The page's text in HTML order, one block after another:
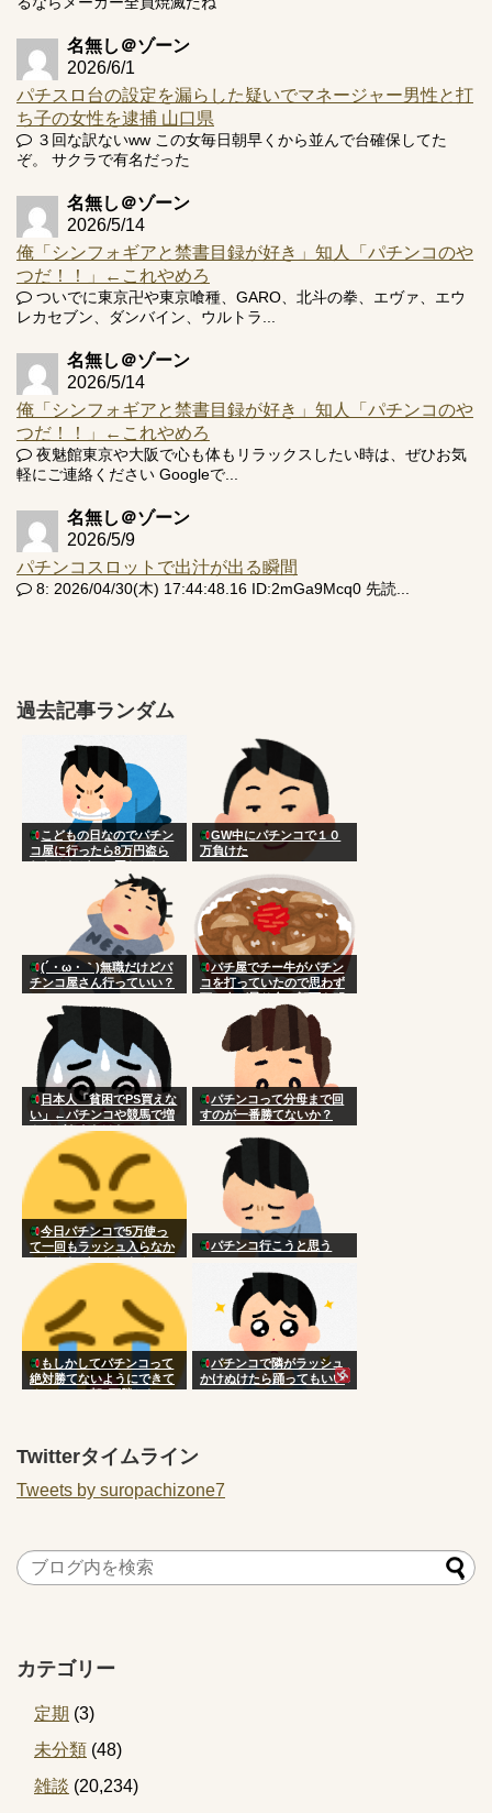
名無し＠ゾーン
2026/6/1
パチスロ台の設定を漏らした疑いでマネージャー男性と打
ち子の女性を逮捕 山口県
３回な訳ないww この女毎日朝早くから並んで台確保してた
ぞ。 サクラで有名だった
名無し＠ゾーン
2026/5/14
俺「シンフォギアと禁書目録が好き」知人「パチンコのや
つだ！！」←これやめろ
ついでに東京卍や東京喰種、GARO、北斗の拳、エヴァ、エウ
レカセブン、ダンバイン、ウルトラ...
名無し＠ゾーン
2026/5/14
俺「シンフォギアと禁書目録が好き」知人「パチンコのや
つだ！！」←これやめろ
夜魅館東京や大阪で心も体もリラックスしたい時は、ぜひお気
軽にご連絡ください Googleで...
名無し＠ゾーン
2026/5/9
パチンコスロットで出汁が出る瞬間
8: 2026/04/30(木) 17:44:48.16 ID:2mGa9Mcq0 先読...
過去記事ランダム
こどもの日なのでパチン
コ屋に行ったら8万円盗ら
れたんだがこの国おかしい
GW中にパチンコで１０
万負けた
(´・ω・｀)無職だけどパ
チンコ屋さん行っていい？
パチ屋でチー牛がパチン
コを打っていたので思わず
頭に血が昇り台に顔面を叩
きつけた
日本人「貧困でPS買えな
い」←パチンコや競馬で増
やせばええだけなのにアホ
パチンコって分母まで回
すのが一番勝てないか？
今日パチンコで5万使っ
て一回もラッシュ入らなか
ったんだがこんなもん？
パチンコ行こうと思う
もしかしてパチンコって
絶対勝てないようにできて
るのか…？朝3万勝ちだっ
パチンコで隣がラッシュ
かけぬけたら踊ってもいい
の？
Twitterタイムライン
Tweets by suropachizone7
カテゴリー
定期 (3)
未分類 (48)
雑談 (20,234)